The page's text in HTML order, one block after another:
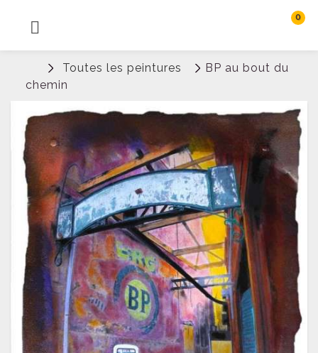
MENU
0
Connexion
Toutes les peintures
BP au bout du
chemin